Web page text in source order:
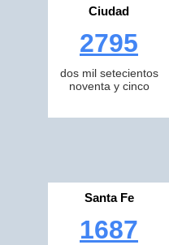
Ciudad
2795
dos mil setecientos
noventa y cinco
Santa Fe
1687